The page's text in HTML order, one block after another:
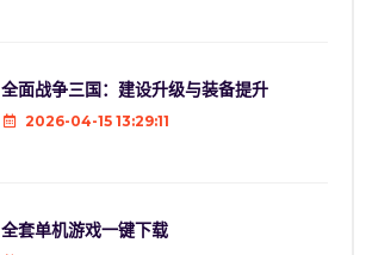
全面战争三国：建设升级与装备提升
2026-04-15 13:29:11
全套单机游戏一键下载